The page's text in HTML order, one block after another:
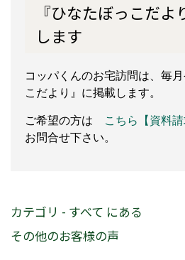
『ひなたぼっこだ
します
コッパくんのお宅訪問は、毎
こだより』に掲載します。
ご希望の方は こちら【資料請
お問合せ下さい。
カテゴリ - すべて にある
その他のお客様の声